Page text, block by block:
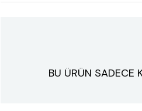
BU ÜRÜN SADECE